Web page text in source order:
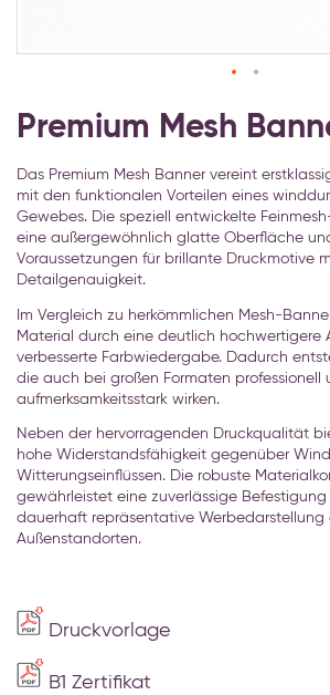
Anfang
der
springen
Premium Mesh
Das Premium Mesh Banner vereint
mit den funktionalen Vorteilen eines
Gewebes. Die speziell entwickelte
eine außergewöhnlich glatte Oberfläche
Voraussetzungen für brillante Druckmotive
Detailgenauigkeit.
Im Vergleich zu herkömmlichen Mesh-
Material durch eine deutlich hochwertigere
verbesserte Farbwiedergabe. Dadurch
die auch bei großen Formaten professionell
aufmerksamkeitsstark wirken.
Neben der hervorragenden Druckqualität
hohe Widerstandsfähigkeit gegenüber
Witterungseinflüssen. Die robuste
gewährleistet eine zuverlässige
dauerhaft repräsentative Werbedarstellung
Außenstandorten.
Druckvorlage
B1 Zertifikat